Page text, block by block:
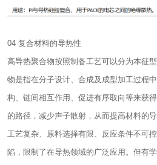
04 复合材料的导热性
高导热聚合物按照制备工艺可以分为本征
物是指在分子设计、合成及成型加工过程
构、链间相互作用、促进有序取向等来获
的路径，减少声子散射，从而提高材料的
工艺复杂、原料选择有限、反应条件不可
陷，限制了在导热领域的广泛应用。但有